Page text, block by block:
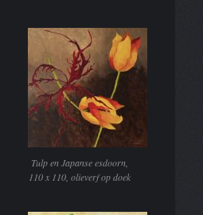
Tulp en Japanse esdoorn,
110 x 110, olieverf op doek